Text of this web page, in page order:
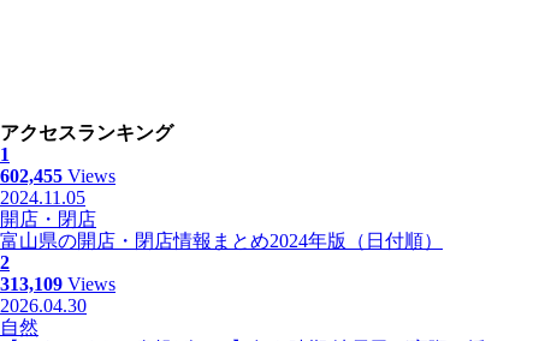
アクセスランキング
1
602,455 Views
2024.11.05
開店・閉店
富山県の開店・閉店情報まとめ2024年版（日付順）
2
313,109 Views
2026.04.30
自然